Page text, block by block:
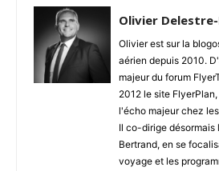
Olivier
Olivier est sur la
aérien depuis 2010.
majeur du forum
2012 le site
l'écho majeur chez
Il co-dirige désormais
Bertrand, en se
voyage et les